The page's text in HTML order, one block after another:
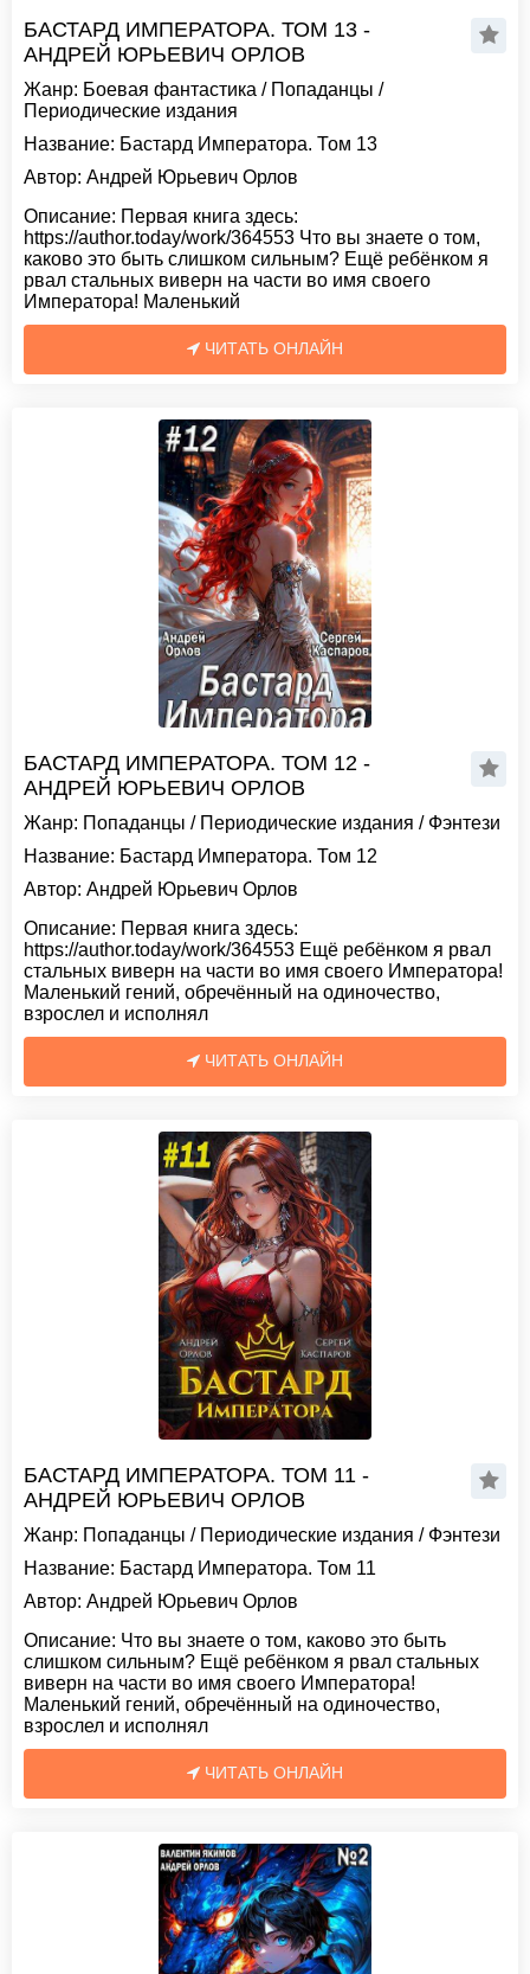
БАСТАРД ИМПЕРАТОРА. ТОМ 13 -
АНДРЕЙ ЮРЬЕВИЧ ОРЛОВ
Жанр: Боевая фантастика / Попаданцы /
Периодические издания
Название: Бастард Императора. Том 13
Автор: Андрей Юрьевич Орлов
Описание: Первая книга здесь:
https://author.today/work/364553 Что вы знаете о том,
каково это быть слишком сильным? Ещë ребëнком я
рвал стальных виверн на части во имя своего
Императора! Маленький
ЧИТАТЬ ОНЛАЙН
БАСТАРД ИМПЕРАТОРА. ТОМ 12 -
АНДРЕЙ ЮРЬЕВИЧ ОРЛОВ
Жанр: Попаданцы / Периодические издания / Фэнтези
Название: Бастард Императора. Том 12
Автор: Андрей Юрьевич Орлов
Описание: Первая книга здесь:
https://author.today/work/364553 Ещë ребëнком я рвал
стальных виверн на части во имя своего Императора!
Маленький гений, обречëнный на одиночество,
взрослел и исполнял
ЧИТАТЬ ОНЛАЙН
БАСТАРД ИМПЕРАТОРА. ТОМ 11 -
АНДРЕЙ ЮРЬЕВИЧ ОРЛОВ
Жанр: Попаданцы / Периодические издания / Фэнтези
Название: Бастард Императора. Том 11
Автор: Андрей Юрьевич Орлов
Описание: Что вы знаете о том, каково это быть
слишком сильным? Ещë ребëнком я рвал стальных
виверн на части во имя своего Императора!
Маленький гений, обречëнный на одиночество,
взрослел и исполнял
ЧИТАТЬ ОНЛАЙН